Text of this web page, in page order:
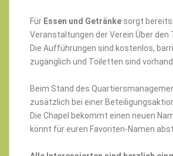
Für Essen und Getränke sorgt bereits
Veranstaltungen der Verein Über den
Die Aufführungen sind kostenlos,
zugänglich und Toiletten sind
Beim Stand des
zusätzlich bei einer
Die Chapel bekommt einen neuen
könnt für euren Favoriten-Namen